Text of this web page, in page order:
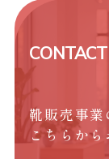
CONTACT
靴販売事
こちらか